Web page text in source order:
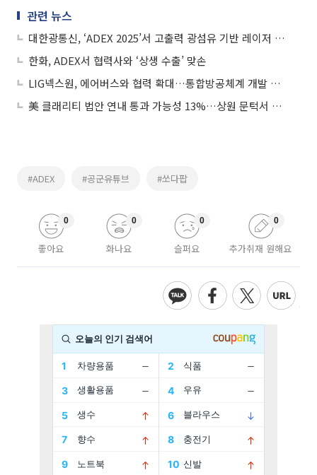
관련 뉴스
대한광통신, ‘ADEX 2025’서 고출력 광섬유 기반 레이저 핵심 기술 소개…‘방산 신성장 동력 확보 가속화’
한화, ADEX서 협력사와 ‘상생 수출’ 맞손
LIG넥스원, 에어버스와 협력 확대…통합방공체계 개발 및 민항 조달 기회 모색
美 클래리티 법안 연내 통과 가능성 13%…상원 문턱서 제동
#ADEX #공군유튜브 #쏘다팝
좋아요
0
화나요
0
슬퍼요
0
추가취재 원해요
0